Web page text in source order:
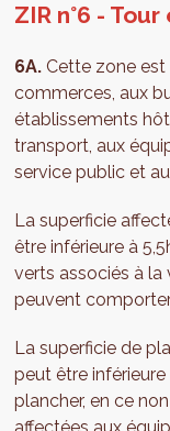
ZIR n°6 -
6A. Cette zone est
commerces, aux
établissements
transport, aux
service public et
La superficie
être inférieure à
verts associés à la
peuvent
La superficie de
peut être
plancher, en ce